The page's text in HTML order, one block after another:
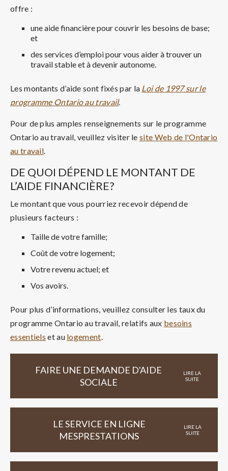
offre :
une aide financière pour couvrir les besoins de base;
et
des services d’emploi pour vous aider à trouver un
travail stable et à devenir autonome.
Les montants d’aide sont fixés par la Loi de 1997 sur le
programme Ontario au travail.
Pour de plus amples renseignements sur le programme
Ontario au travail, veuillez visiter lesite Web de l'Ontario
au travail.
DE QUOI DÉPEND LE MONTANT DE
L’AIDE FINANCIÈRE?
Le montant que vous pourriez recevoir dépend de
plusieurs facteurs :
Taille de votre famille;
Coût de votre logement;
Votre revenu actuel; et
Vos avoirs.
Pour plus d’informations, veuillez consulter les taux du
programme Ontario au travail, relatifs aux besoins
essentiels et au logement.
FAIRE UNE DEMANDE D'AIDE
SOCIALE
LIRE LA
SUITE
LE SERVICE EN LIGNE
MESPRESTATIONS
LIRE LA
SUITE